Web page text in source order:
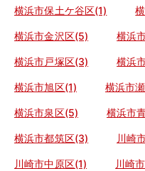
横浜市保土ケ谷区(1)
横浜市金沢区(5) 横浜
横浜市戸塚区(3) 横浜
横浜市旭区(1) 横浜市
横浜市泉区(5) 横浜市
横浜市都筑区(3) 川崎
川崎市中原区(1) 川崎